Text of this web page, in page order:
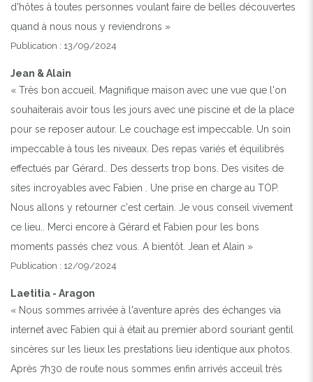
d'hôtes à toutes personnes voulant faire de belles découvertes
quand à nous nous y reviendrons »
Publication : 13/09/2024
Jean & Alain
« Très bon accueil. Magnifique maison avec une vue que l'on
souhaiterais avoir tous les jours avec une piscine et de la place
pour se reposer autour. Le couchage est impeccable. Un soin
impeccable à tous les niveaux. Des repas variés et équilibrés
effectués par Gérard.. Des desserts trop bons. Des visites de
sites incroyables avec Fabien . Une prise en charge au TOP.
Nous allons y retourner c'est certain. Je vous conseil vivement
ce lieu.. Merci encore à Gérard et Fabien pour les bons
moments passés chez vous. A bientôt. Jean et Alain »
Publication : 12/09/2024
Laetitia - Aragon
« Nous sommes arrivée à l'aventure après des échanges via
internet avec Fabien qui à était au premier abord souriant gentil
sincères sur les lieux les prestations lieu identique aux photos.
Après 7h30 de route nous sommes enfin arrivés acceuil très